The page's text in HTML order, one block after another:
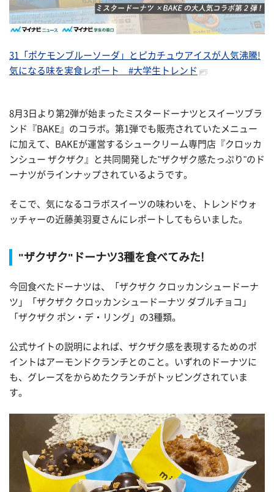
31「ポケモンブルーソーダ」とピカチュウアイスが人気沸騰!
気になる味を実食レポート #大学生トレンド
8月3日より第2弾が始まったミスタードーナツとスイーツブラ
ンド『BAKE』のコラボ。第1弾でも販売されていたメニュー
に加えて、BAKEが運営するシュークリーム専門店『クロッカ
ンシュー ザクザク』と共同開発した"ザクザク感たっぷり"のド
ーナツがラインナップされているようです。
そこで、気になるコラボスイーツの味わいを、トレンドウォ
ッチャーの近藤美羽夏さんにレポートしてもらいました。
"ザクザク"ドーナツ3種を食べてみた!
今回食べたドーナツは、「ザクザク クロッカンシュードーナ
ツ」「ザクザク クロッカンシュードーナツ ダブルチョコ」
「ザクザク ポン・デ・リング」の3種類。
公式サイトの説明によれば、ザクザク感を表現するためのポ
イントはアーモンドクランチとのこと。いずれのドーナツに
も、グレーズをからめたクランチがトッピングされていま
す。